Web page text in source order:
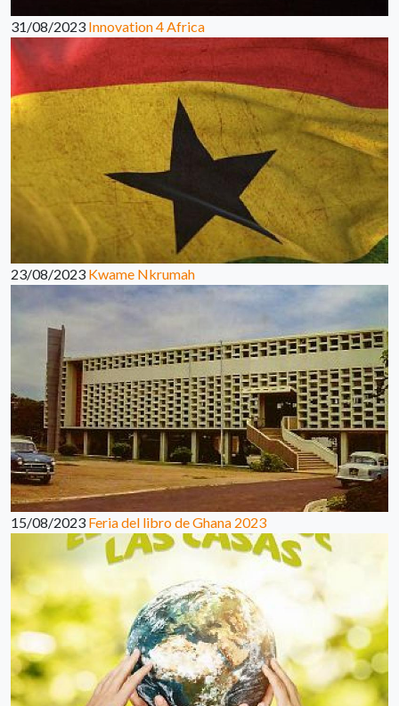
31/08/2023 Innovation 4 Africa
23/08/2023 Kwame Nkrumah
15/08/2023 Feria del libro de Ghana 2023